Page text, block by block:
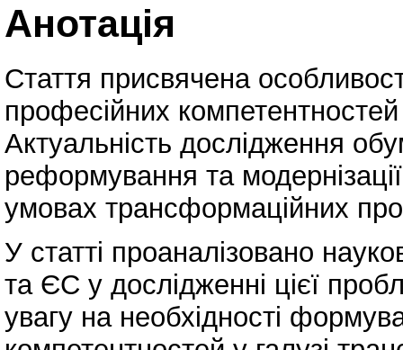
Анотація
Стаття присвячена
професійних компетентностей
Актуальність дослідження
реформування та модернізації
умовах трансформаційних
У статті проаналізовано
та ЄС у дослідженні цієї
увагу на необхідності